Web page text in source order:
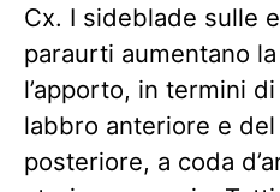
Cx. I sideblade sulle
paraurti aumentano
l’apporto, in termini
labbro anteriore e
posteriore, a coda